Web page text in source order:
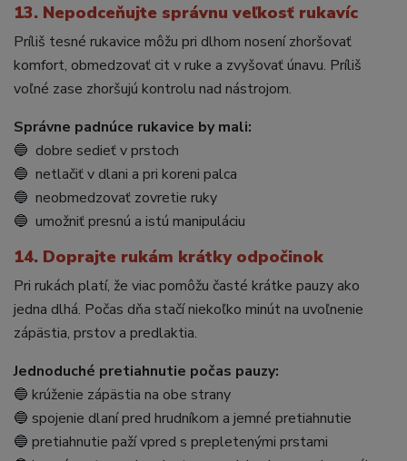
13. Nepodceňujte správnu veľkosť rukavíc
Príliš tesné rukavice môžu pri dlhom nosení zhoršovať
komfort, obmedzovať cit v ruke a zvyšovať únavu. Príliš
voľné zase zhoršujú kontrolu nad nástrojom.
Správne padnúce rukavice by mali:
🔵 dobre sedieť v prstoch
🔵 netlačiť v dlani a pri koreni palca
🔵 neobmedzovať zovretie ruky
🔵 umožniť presnú a istú manipuláciu
14. Doprajte rukám krátky odpočinok
Pri rukách platí, že viac pomôžu časté krátke pauzy ako
jedna dlhá. Počas dňa stačí niekoľko minút na uvoľnenie
zápästia, prstov a predlaktia.
Jednoduché pretiahnutie počas pauzy:
🔵 krúženie zápästia na obe strany
🔵 spojenie dlaní pred hrudníkom a jemné pretiahnutie
🔵 pretiahnutie paží vpred s prepletenými prstami